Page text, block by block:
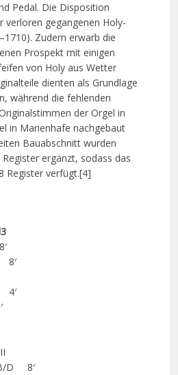
Pedal. Die Disposition
verloren gegangenen Holy-
Zudem erwarb die
Prospekt mit einigen
von Holy aus Wetter
dienten als Grundlage
während die fehlenden
der Orgel in
in Marienhafe nachgebaut
Bauabschnitt wurden
ergänzt, sodass das
Register verfügt.[4]
8′
4′
D 8′